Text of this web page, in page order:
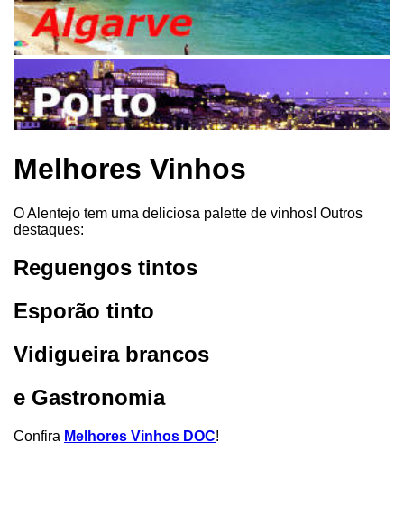
Melhores Vinhos
O Alentejo tem uma deliciosa palette de vinhos! Outros
destaques:
Reguengos tintos
Esporão tinto
Vidigueira brancos
e Gastronomia
Confira Melhores Vinhos DOC!